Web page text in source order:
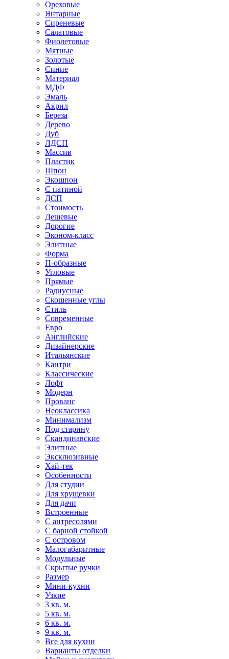
Ореховые
Янтарные
Сиреневые
Салатовые
Фиолетовые
Мятные
Золотые
Синие
Материал
МДФ
Эмаль
Акрил
Береза
Дерево
Дуб
ЛДСП
Массив
Пластик
Шпон
Экошпон
С патиной
ДСП
Стоимость
Дешевые
Дорогие
Эконом-класс
Элитные
Форма
П-образные
Угловые
Прямые
Радиусные
Скошенные углы
Стиль
Современные
Евро
Английские
Дизайнерские
Итальянские
Кантри
Классические
Лофт
Модерн
Прованс
Неоклассика
Минимализм
Под старину
Скандинавские
Элитные
Эксклюзивные
Хай-тек
Особенности
Для студии
Для хрущевки
Для дачи
Встроенные
С антресолями
С барной стойкой
С островом
Малогабаритные
Модульные
Скрытые ручки
Размер
Мини-кухни
Узкие
3 кв. м.
5 кв. м.
6 кв. м.
9 кв. м.
Все для кухни
Варианты отделки